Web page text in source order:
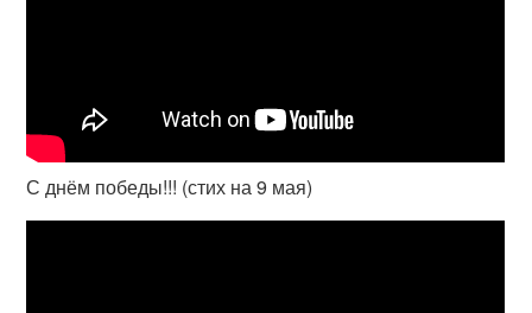
С днём победы!!! (стих на 9 мая)